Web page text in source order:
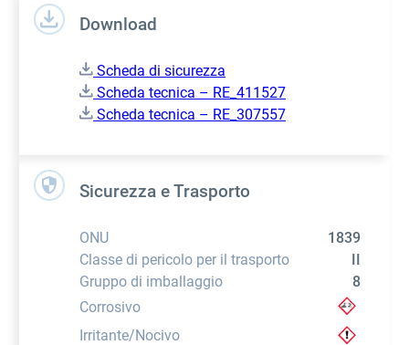
Download
Scheda di sicurezza
Scheda tecnica – RE_411527
Scheda tecnica – RE_307557
Sicurezza e Trasporto
ONU
1839
Classe di pericolo per il trasporto
II
Gruppo di imballaggio
8
Corrosivo
Irritante/Nocivo